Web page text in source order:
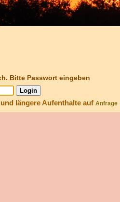
Bitte Passwort eingeben
längere Aufenthalte auf Anfrage